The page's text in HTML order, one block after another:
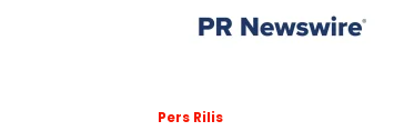
Pers Rilis